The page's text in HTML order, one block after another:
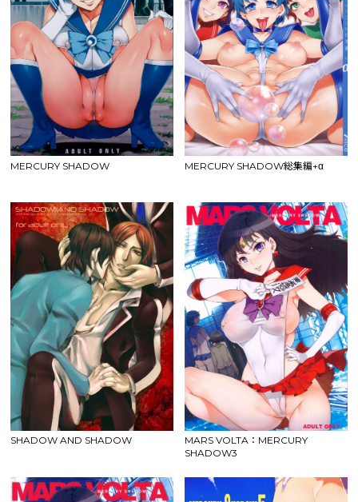
MERCURY SHADOW MERCURY SHADOW総集編+α
SHADOW AND SHADOW
MARS VOLTA：MERCURY
SHADOW3